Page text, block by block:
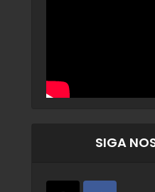
SIGA